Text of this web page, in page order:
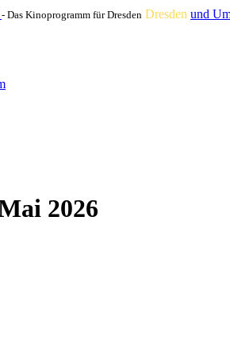
- Das Kinoprogramm für Dresden Dresden und
2026